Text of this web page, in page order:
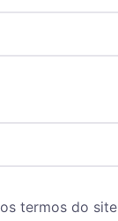
termos do site